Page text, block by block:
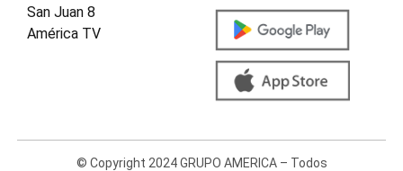
San Juan 8
América TV
© Copyright 2024 GRUPO AMERICA – Todos